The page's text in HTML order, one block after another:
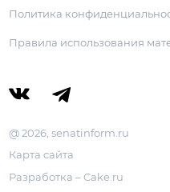
Политика
Правила использования
@ 2026, senatinform.ru
Карта сайта
Разработка – Cake.ru